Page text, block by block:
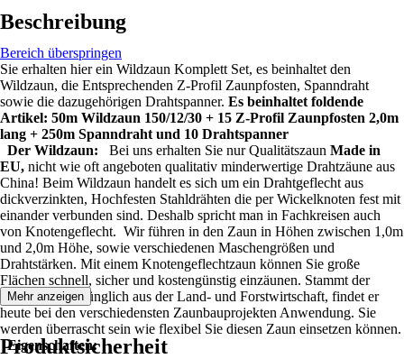
Beschreibung
Bereich überspringen
Sie erhalten hier ein Wildzaun Komplett Set, es beinhaltet den
Wildzaun, die Entsprechenden Z-Profil Zaunpfosten, Spanndraht
sowie die dazugehörigen Drahtspanner. Es beinhaltet foldende
Artikel: 50m Wildzaun 150/12/30 + 15 Z-Profil Zaunpfosten 2,0m
lang + 250m Spanndraht und 10 Drahtspanner
Der Wildzaun: Bei uns erhalten Sie nur Qualitätszaun Made in
EU, nicht wie oft angeboten qualitativ minderwertige Drahtzäune aus
China! Beim Wildzaun handelt es sich um ein Drahtgeflecht aus
dickverzinkten, Hochfesten Stahldrähten die per Wickelknoten fest mit
einander verbunden sind. Deshalb spricht man in Fachkreisen auch
von Knotengeflecht. Wir führen in den Zaun in Höhen zwischen 1,0m
und 2,0m Höhe, sowie verschiedenen Maschengrößen und
Drahtstärken. Mit einem Knotengeflechtzaun können Sie große
Flächen schnell, sicher und kostengünstig einzäunen. Stammt der
Wildzaun ursprünglich aus der Land- und Forstwirtschaft, findet er
heute bei den verschiedensten Zaunbauprojekten Anwendung. Sie
werden überrascht sein wie flexibel Sie diesen Zaun einsetzen können.
Eigenschaften:
Mehr anzeigen
Produktsicherheit